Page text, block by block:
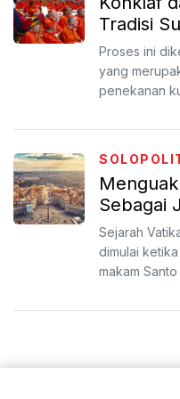
Tradisi
Proses ini
yang
penekanan
Sebagai
Sejarah
dimulai
makam